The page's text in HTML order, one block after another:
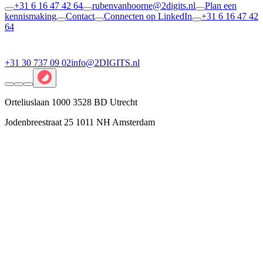
+31 6 16 47 42 64 rubenvanhoorne@2digits.nl
Plan een
kennismaking
Contact Connecten op LinkedIn
+31 6 16 47 42
64
+31 30 737 09 02info@2DIGITS.nl
Orteliuslaan 1000 3528 BD Utrecht
Jodenbreestraat 25 1011 NH Amsterdam